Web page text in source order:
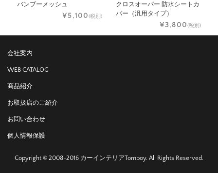
バンブーメッシュ
¥5,100(税別)
クロスオーバー 防水シートカ
バー（汎用タイプ）
¥3,800(税別)
会社案内
WEB CATALOG
商品紹介
お取扱店のご紹介
お問い合わせ
個人情報保護
Copyright © 2008-2016 カーインテリアTomboy. All Rights Reserved.